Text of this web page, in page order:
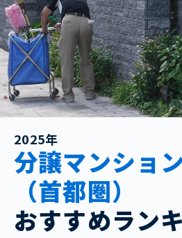
2025年
分譲マンショ
（首都圏）
おすすめラン